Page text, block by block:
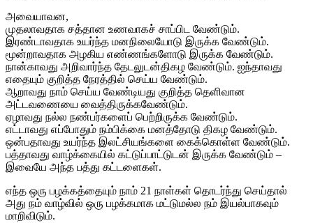
அவையாவன,
முதலாவதாக சத்தான உணவாகச் சாப்பிட வேண்டும்.
இரண்டாவதாக உயர்ந்த மனநிலையோடு இருக்க வேண்டும்.
மூன்றாவதாக அழகிய எண்ணங்களோடு இருக்க வேண்டும்.
நான்காவது அறிவார்ந்த தேடலுடன்திகழ வேண்டும். ஐந்தாவது
எதையும் குறித்த நேரத்தில் செய்ய வேண்டும்.
ஆறாவது நாம் செய்ய வேண்டியது குறித்த தெளிவான
அட்டவணையை வைத்திருக்கவேண்டும்.
ஏழாவது நல்ல நண்பர்களைப் பெற்றிருக்க வேண்டும்.
எட்டாவது எப்போதும் நம்பிக்கை மனத்தோடு திகழ வேண்டும்.
ஒன்பதாவது உயர்ந்த இலட்சியங்களை கைக்கொள்ள வேண்டும்.
பத்தாவது வாழ்க்கையில் கட்டுப்பாட்டுடன் இருக்க வேண்டும் –
இவையே அந்த பத்து கட்டளைகள்.
எந்த ஒரு பழக்கத்தையும் நாம் 21 நாள்கள் தொடர்ந்து செய்தால்
அது நம் வாழ்வில் ஒரு பழக்கமாக மட்டுமல்ல நம் இயல்பாகவும்
மாறிவிடும்.